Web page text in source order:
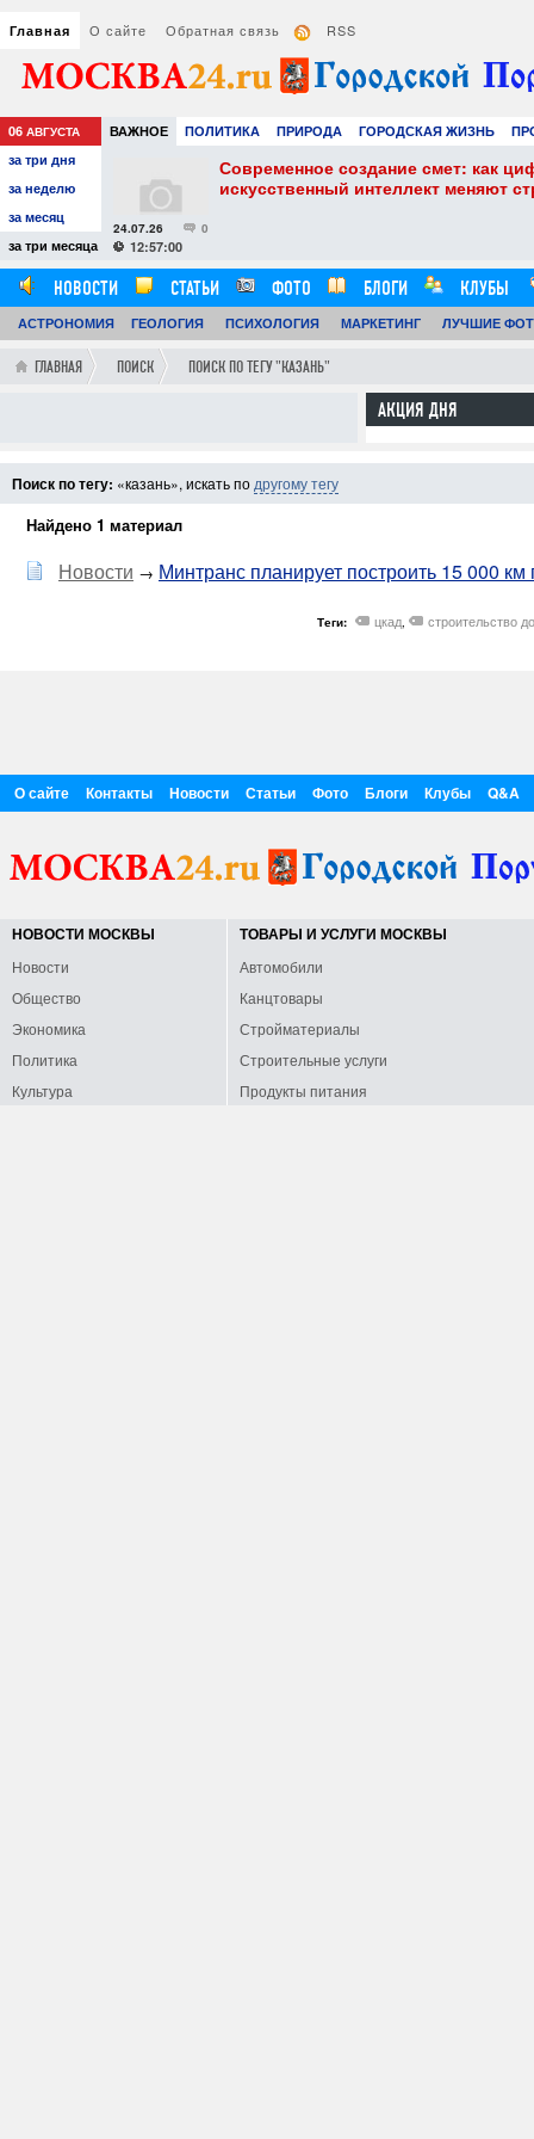
Главная О сайте Обратная связь RSS
06 АВГУСТА ВАЖНОЕ ПОЛИТИКА ПРИРОДА ГОРОДСКАЯ ЖИЗНЬ
ТЕХНОЛОГИИ
за три дня
за неделю
за месяц
за три месяца
и
0
24.07.26
12:57:00
Современное создание смет: как
искусственный интеллект меняют
НОВОСТИ СТАТЬИ ФОТО БЛОГИ
КЛУБЫ
ОБЗОРЫ
ВИДЕОРЕПОРТАЖИ
АСТРОНОМИЯ ГЕОЛОГИЯ ПСИХОЛОГИЯ МАРКЕТИНГ ЛУЧШИЕ
ГЛАВНАЯ ПОИСК ПОИСК ПО ТЕГУ "КАЗАНЬ"
АКЦИЯ ДНЯ
Поиск по тегу: «казань», искать по другому тегу
Найдено 1 материал
Новости → Минтранс планирует построить 15 000 км
Теги: цкад, строительство
О сайте Контакты Новости Статьи Фото Блоги Клубы Q&A
НОВОСТИ МОСКВЫ
Новости
Общество
Экономика
Политика
Культура
ТОВАРЫ И УСЛУГИ МОСКВЫ
Автомобили
Канцтовары
Стройматериалы
Строительные услуги
Продукты питания